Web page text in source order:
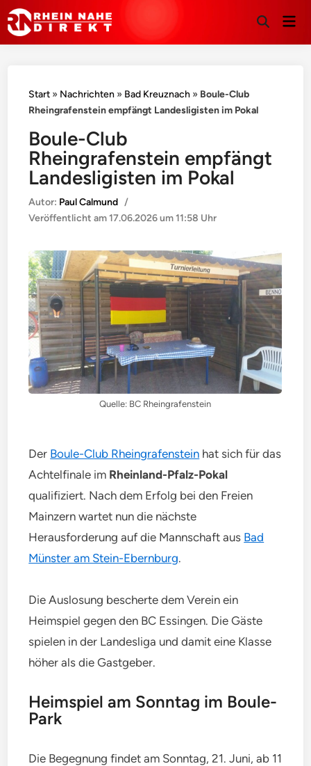
Suche
Start » Nachrichten » Bad Kreuznach » Boule-Club
Rheingrafenstein empfängt Landesligisten im Pokal
Boule-Club
Rheingrafenstein empfängt
Landesligisten im Pokal
Autor: Paul Calmund /
Veröffentlicht am17.06.2026 um 11:58 Uhr
Quelle: BC Rheingrafenstein
Der Boule-Club Rheingrafenstein hat sich für das
Achtelfinale im Rheinland-Pfalz-Pokal
qualifiziert. Nach dem Erfolg bei den Freien
Mainzern wartet nun die nächste
Herausforderung auf die Mannschaft aus Bad
Münster am Stein-Ebernburg.
Die Auslosung bescherte dem Verein ein
Heimspiel gegen den BC Essingen. Die Gäste
spielen in der Landesliga und damit eine Klasse
höher als die Gastgeber.
Heimspiel am Sonntag im Boule-
Park
Die Begegnung findet am Sonntag, 21. Juni, ab 11